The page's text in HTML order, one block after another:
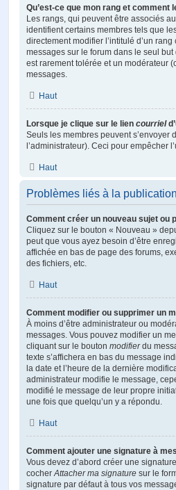
Qu’est-ce que mon rang et comment
Les rangs, qui peuvent être associés
identifient certains membres tels que
directement modifier l’intitulé d’un
messages sur le forum dans le seul
est rarement tolérée et un modérateur
messages.
Haut
Lorsque je clique sur le lien courriel
Seuls les membres peuvent
l’administrateur). Ceci pour empêcher
Haut
Problèmes liés à la
Comment créer un nouveau sujet ou
Cliquez sur le bouton « Nouveau »
peut que vous ayez besoin d’être
affichée en bas de page des forums,
des fichiers, etc.
Haut
Comment modifier ou supprimer un
À moins d’être administrateur ou
messages. Vous pouvez modifier un
cliquant sur le bouton modifierdu
texte s’affichera en bas du message
la date et l’heure de la dernière
administrateur modifie le message,
modifié le message de leur propre
une fois que quelqu’un y a répondu.
Haut
Comment ajouter une signature à
Vous devez d’abord créer une
cocherAttacher ma signature sur le
signature par défaut à tous vos